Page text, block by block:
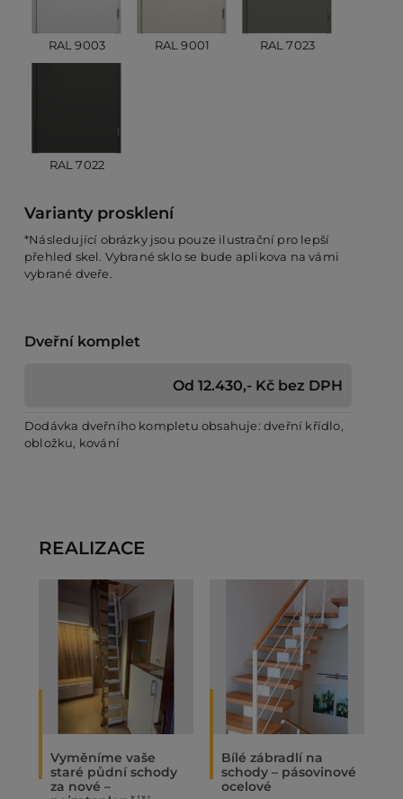
RAL 9003 RAL 9001 RAL 7023
RAL 7022
Varianty prosklení
*Následující obrázky jsou pouze ilustrační pro lepší
přehled skel. Vybrané sklo se bude aplikova na vámi
vybrané dveře.
Dveřní komplet
Od 12.430,- Kč bez DPH
Dodávka dveřního kompletu obsahuje: dveřní křídlo,
obložku, kování
REALIZACE
Vyměníme vaše
staré půdní schody
za nové –
Bílé zábradlí na
schody – pásovinové
ocelové